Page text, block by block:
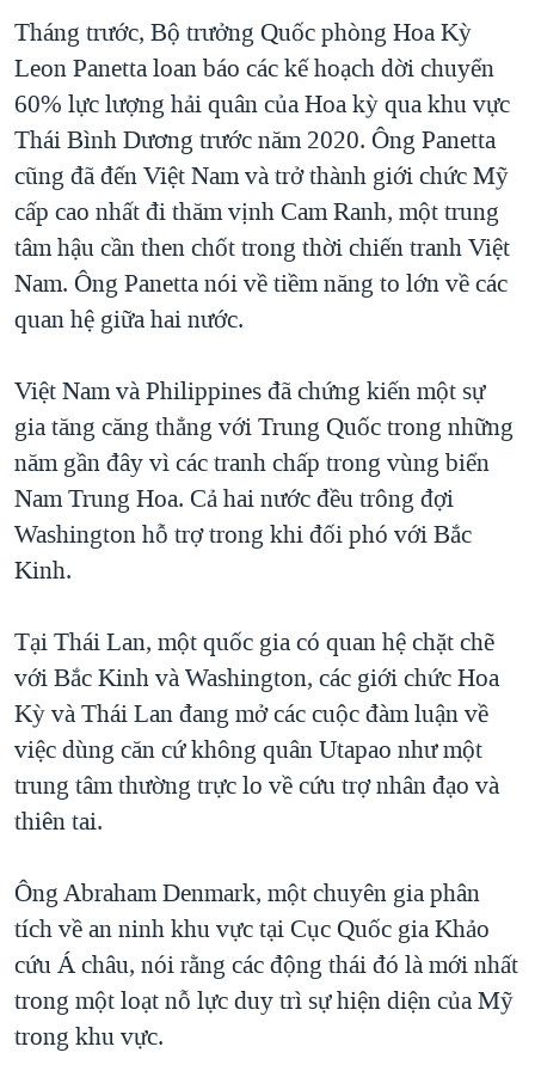
Tháng trước, Bộ trưởng Quốc phòng Hoa Kỳ
Leon Panetta loan báo các kế hoạch dời chuyển
60% lực lượng hải quân của Hoa kỳ qua khu vực
Thái Bình Dương trước năm 2020. Ông Panetta
cũng đã đến Việt Nam và trở thành giới chức Mỹ
cấp cao nhất đi thăm vịnh Cam Ranh, một trung
tâm hậu cần then chốt trong thời chiến tranh Việt
Nam. Ông Panetta nói về tiềm năng to lớn về các
quan hệ giữa hai nước.
Việt Nam và Philippines đã chứng kiến một sự
gia tăng căng thẳng với Trung Quốc trong những
năm gần đây vì các tranh chấp trong vùng biển
Nam Trung Hoa. Cả hai nước đều trông đợi
Washington hỗ trợ trong khi đối phó với Bắc
Kinh.
Tại Thái Lan, một quốc gia có quan hệ chặt chẽ
với Bắc Kinh và Washington, các giới chức Hoa
Kỳ và Thái Lan đang mở các cuộc đàm luận về
việc dùng căn cứ không quân Utapao như một
trung tâm thường trực lo về cứu trợ nhân đạo và
thiên tai.
Ông Abraham Denmark, một chuyên gia phân
tích về an ninh khu vực tại Cục Quốc gia Khảo
cứu Á châu, nói rằng các động thái đó là mới nhất
trong một loạt nỗ lực duy trì sự hiện diện của Mỹ
trong khu vực.